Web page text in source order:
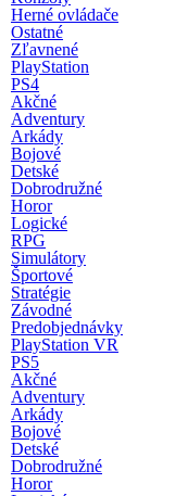
Herné ovládače
Ostatné
Zľavnené
PlayStation
PS4
Akčné
Adventury
Arkády
Bojové
Detské
Dobrodružné
Horor
Logické
RPG
Simulátory
Športové
Stratégie
Závodné
Predobjednávky
PlayStation VR
PS5
Akčné
Adventury
Arkády
Bojové
Detské
Dobrodružné
Horor